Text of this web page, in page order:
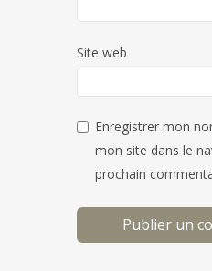
Site web
Enregistrer mon
mon site dans le
prochain